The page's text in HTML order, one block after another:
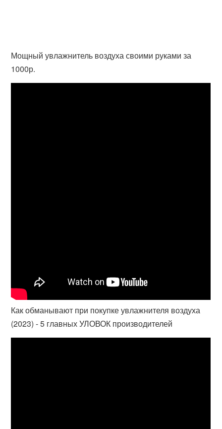
Мощный увлажнитель воздуха своими руками за
1000р.
Как обманывают при покупке увлажнителя воздуха
(2023) - 5 главных УЛОВОК производителей